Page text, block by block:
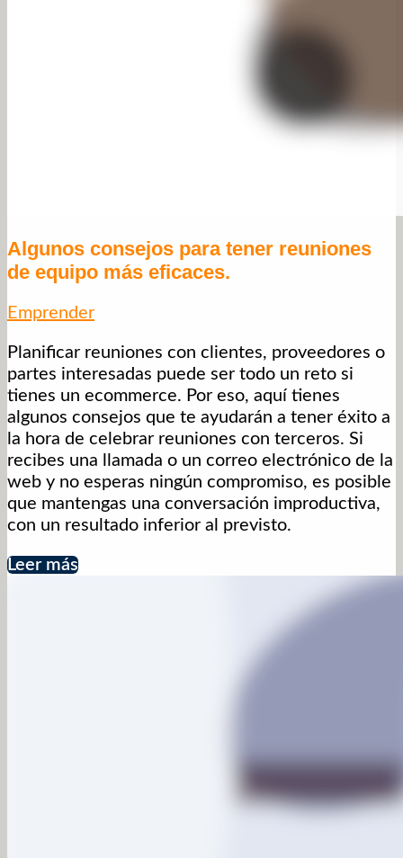
Algunos consejos para tener reuniones
de equipo más eficaces.
Emprender
Planificar reuniones con clientes, proveedores o
partes interesadas puede ser todo un reto si
tienes un ecommerce. Por eso, aquí tienes
algunos consejos que te ayudarán a tener éxito a
la hora de celebrar reuniones con terceros. Si
recibes una llamada o un correo electrónico de la
web y no esperas ningún compromiso, es posible
que mantengas una conversación improductiva,
con un resultado inferior al previsto.
Leer más